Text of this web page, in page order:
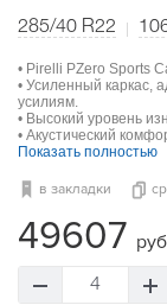
285/40 R22
• Pirelli PZero Sports
• Усиленный
усилиям.
• Высокий уровень
• Акустический
Показать полностью
в закладки
49607
4